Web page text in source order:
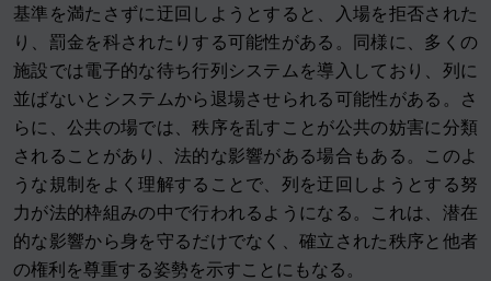
基準を満たさずに迂回しようとすると、入場を拒否された
り、罰金を科されたりする可能性がある。同様に、多くの
施設では電子的な待ち行列システムを導入しており、列に
並ばないとシステムから退場させられる可能性がある。さ
らに、公共の場では、秩序を乱すことが公共の妨害に分類
されることがあり、法的な影響がある場合もある。このよ
うな規制をよく理解することで、列を迂回しようとする努
力が法的枠組みの中で行われるようになる。これは、潜在
的な影響から身を守るだけでなく、確立された秩序と他者
の権利を尊重する姿勢を示すことにもなる。